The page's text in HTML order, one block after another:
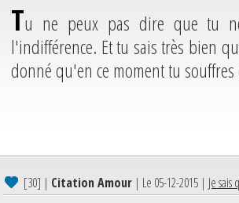
Tu ne peux pas dire que tu
l'indifférence. Et tu sais très bien
donné qu'en ce moment tu souffres
[30] | Citation Amour | Le 05-12-2015 | Je